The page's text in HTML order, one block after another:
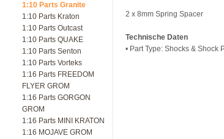
1:10 Parts Granite
1:10 Parts Kraton
1:10 Parts Outcast
1:10 Parts QUAKE
1:10 Parts Senton
1:10 Parts Vorteks
1:16 Parts FREEDOM
FLYER GROM
1:16 Parts GORGON
GROM
1:16 Parts MINI KRATON
1:16 MOJAVE GROM
2 x 8mm Spring Spacer
Technische Daten
• Part Type: Shocks & Shock